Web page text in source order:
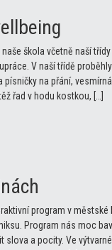
škola včetně naší
V naší třídě
na přání,
řad v hodu kostkou, […]
program v městské
Program nás moc
slova a pocity. Ve